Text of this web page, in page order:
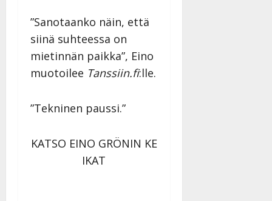
”Sanotaanko näin, että
siinä suhteessa on
mietinnän paikka”, Eino
muotoilee Tanssiin.fi:lle.
”Tekninen paussi.”
KATSO EINO GRÖNIN KE
IKAT